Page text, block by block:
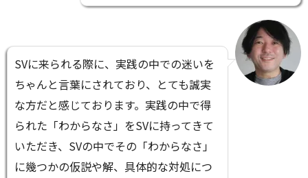
SVに来られる際に、実践の中での迷いを
ちゃんと言葉にされており、とても誠実
な方だと感じております。実践の中で得
られた「わからなさ」をSVに持ってきて
いただき、SVの中でその「わからなさ」
に幾つかの仮説や解、具体的な対処につ